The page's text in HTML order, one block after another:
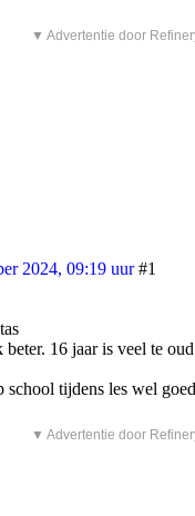
▼ Advertentie door
2024, 09:19 uur #1
16 jaar is veel te
school tijdens les wel
▼ Advertentie door